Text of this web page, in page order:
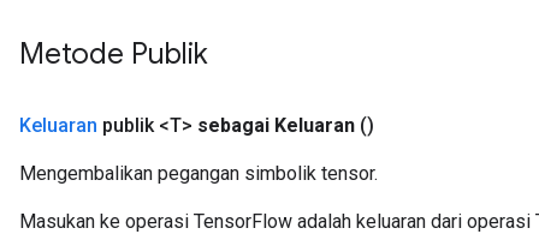
Metode Publik
Keluaran publik <T> sebagai Keluaran ()
Mengembalikan pegangan simbolik tensor.
Masukan ke operasi TensorFlow adalah keluaran dari